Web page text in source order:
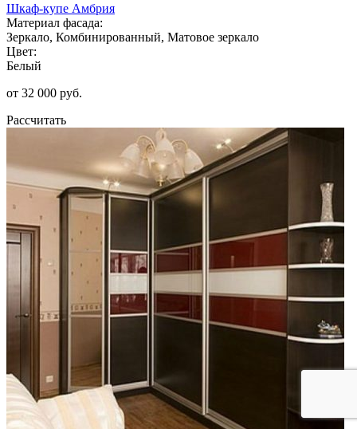
Шкаф-купе Амбрия
Материал фасада:
Зеркало, Комбинированный, Матовое зеркало
Цвет:
Белый
от 32 000 руб.
Рассчитать